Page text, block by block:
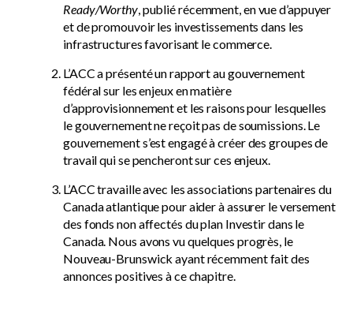
Ready/Worthy, publié récemment, en vue d’appuyer
et de promouvoir les investissements dans les
infrastructures favorisant le commerce.
L’ACC a présenté un rapport au gouvernement
fédéral sur les enjeux en matière
d’approvisionnement et les raisons pour lesquelles
le gouvernement ne reçoit pas de soumissions. Le
gouvernement s’est engagé à créer des groupes de
travail qui se pencheront sur ces enjeux.
L’ACC travaille avec les associations partenaires du
Canada atlantique pour aider à assurer le versement
des fonds non affectés du plan Investir dans le
Canada. Nous avons vu quelques progrès, le
Nouveau-Brunswick ayant récemment fait des
annonces positives à ce chapitre.